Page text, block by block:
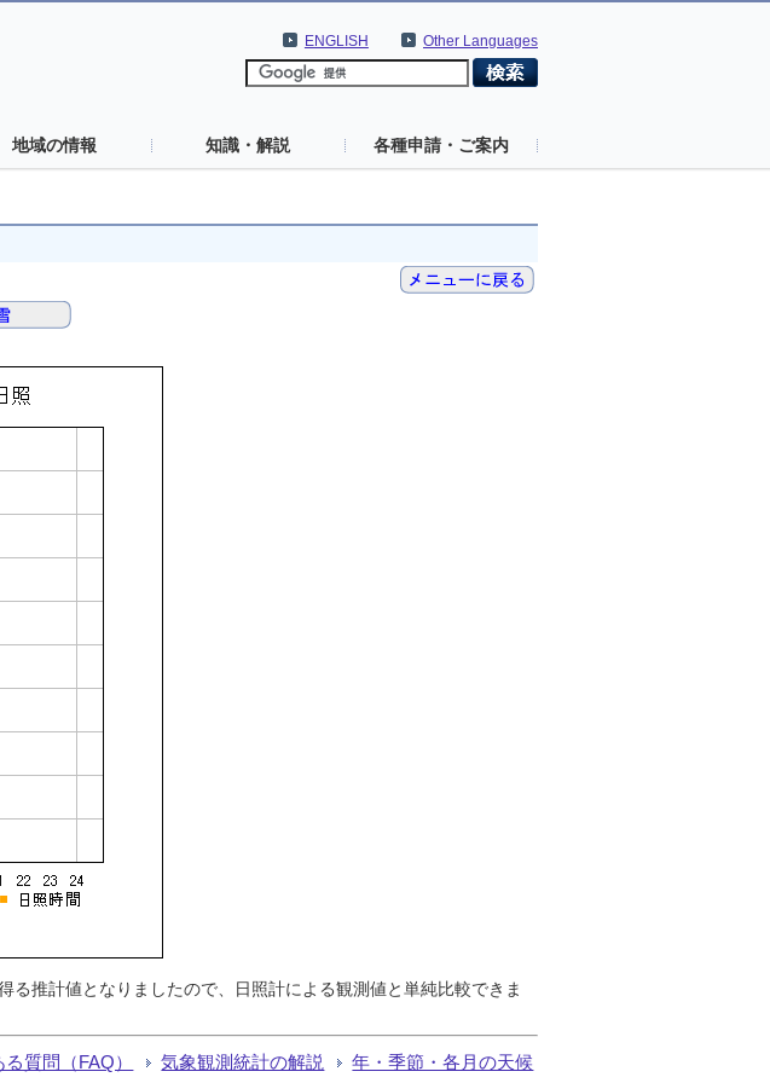
Other Languages
ENGLISH
地域の情報 知識・解説 各種申請・ご案内
推計値となりましたので、日照計による観測値と単純比較できま
る質問（FAQ） 気象観測統計の解説 年・季節・各月の天候